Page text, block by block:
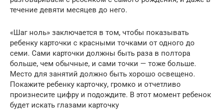
течение девяти месяцев до него.
«Шаг ноль» заключается в том, чтобы показывать
ребенку карточки с красными точками от одного до
семи. Сами карточки должны быть раза в полтора
больше, чем обычные, и сами точки — тоже больше.
Место для занятий должно быть хорошо освещено.
Покажите ребенку карточку, громко и отчетливо
произнесите цифру и подождите. В этот момент ребенок
будет искать глазами карточку